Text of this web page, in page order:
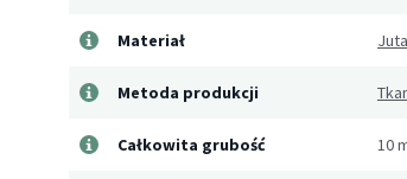
Materiał Juta
Metoda produkcji
Całkowita grubość 10